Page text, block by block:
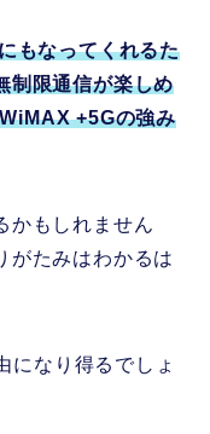
もなってくれるた
制限通信が楽しめ
+5Gの強み
かもしれません
がたみはわかるは
になり得るでしょ